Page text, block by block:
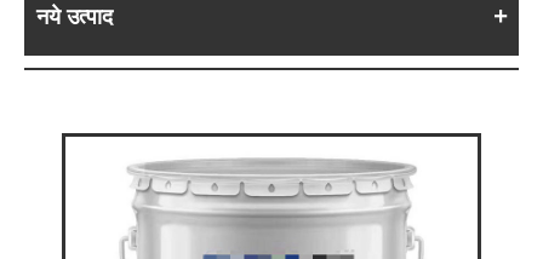
नये उत्पाद